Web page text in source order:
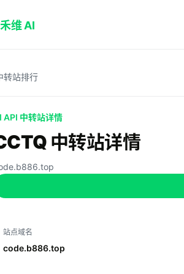
禾维 AI
转站排行
API 中转站详情
中转站详情
站点域名
code.b886.top